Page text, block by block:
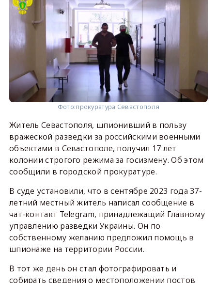
Фото:прокуратура Севастополя
Житель Севастополя, шпионивший в пользу
вражеской разведки за российскими военными
объектами в Севастополе, получил 17 лет
колонии строгого режима за госизмену. Об этом
сообщили в городской прокуратуре.
В суде установили, что в сентябре 2023 года 37-
летний местный житель написал сообщение в
чат-контакт Telegram, принадлежащий Главному
управлению разведки Украины. Он по
собственному желанию предложил помощь в
шпионаже на территории России.
В тот же день он стал фотографировать и
собирать сведения о местоположении постов